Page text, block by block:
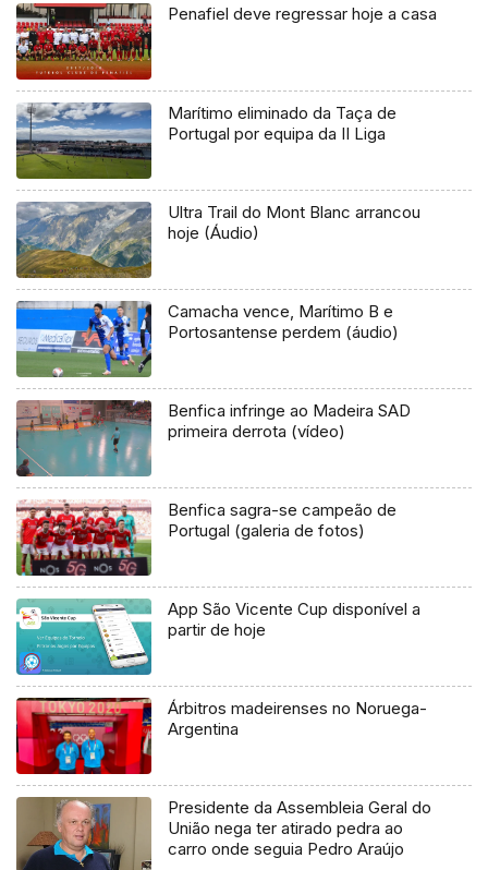
Penafiel deve regressar hoje a casa
Marítimo eliminado da Taça de
Portugal por equipa da II Liga
Ultra Trail do Mont Blanc arrancou
hoje (Áudio)
Camacha vence, Marítimo B e
Portosantense perdem (áudio)
Benfica infringe ao Madeira SAD
primeira derrota (vídeo)
Benfica sagra-se campeão de
Portugal (galeria de fotos)
App São Vicente Cup disponível a
partir de hoje
Árbitros madeirenses no Noruega-
Argentina
Presidente da Assembleia Geral do
União nega ter atirado pedra ao
carro onde seguia Pedro Araújo